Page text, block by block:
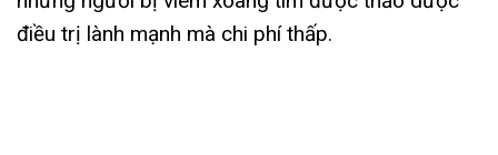
điều trị lành mạnh mà chi phí thấp.